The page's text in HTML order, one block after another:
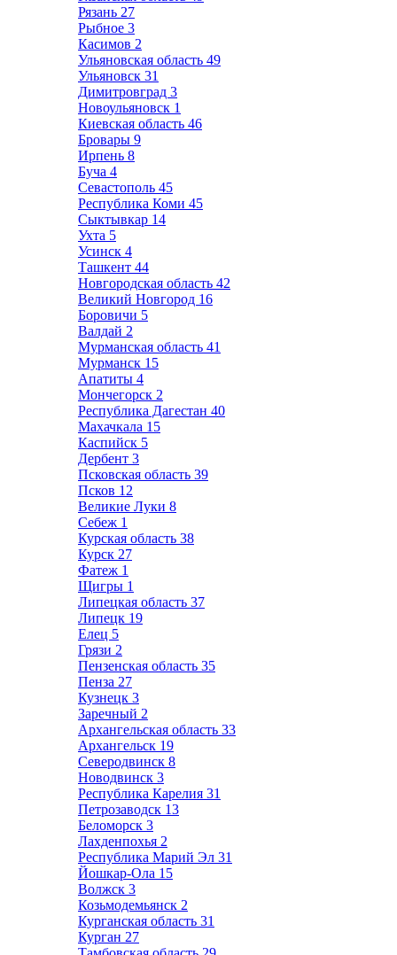
Рязань 27
Рыбное 3
Касимов 2
Ульяновская область 49
Ульяновск 31
Димитровград 3
Новоульяновск 1
Киевская область 46
Бровары 9
Ирпень 8
Буча 4
Севастополь 45
Республика Коми 45
Сыктывкар 14
Ухта 5
Усинск 4
Ташкент 44
Новгородская область 42
Великий Новгород 16
Боровичи 5
Валдай 2
Мурманская область 41
Мурманск 15
Апатиты 4
Мончегорск 2
Республика Дагестан 40
Махачкала 15
Каспийск 5
Дербент 3
Псковская область 39
Псков 12
Великие Луки 8
Себеж 1
Курская область 38
Курск 27
Фатеж 1
Щигры 1
Липецкая область 37
Липецк 19
Елец 5
Грязи 2
Пензенская область 35
Пенза 27
Кузнецк 3
Заречный 2
Архангельская область 33
Архангельск 19
Северодвинск 8
Новодвинск 3
Республика Карелия 31
Петрозаводск 13
Беломорск 3
Лахденпохья 2
Республика Марий Эл 31
Йошкар-Ола 15
Волжск 3
Козьмодемьянск 2
Курганская область 31
Курган 27